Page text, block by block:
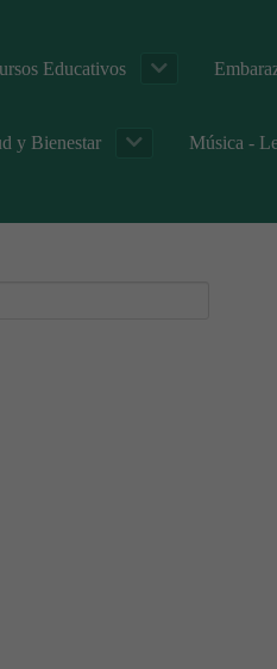
Educativos
y Bienestar Música -